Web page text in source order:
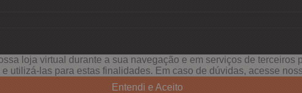
loja virtual durante a sua navegação e em serviços de terceiros
utilizá-las para estas finalidades. Em caso de dúvidas, acesse
Entendi e Aceito